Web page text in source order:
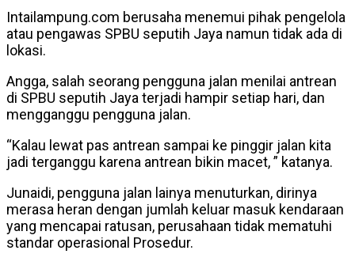
Intailampung.com berusaha menemui pihak pengelola
atau pengawas SPBU seputih Jaya namun tidak ada di
lokasi.
Angga, salah seorang pengguna jalan menilai antrean
di SPBU seputih Jaya terjadi hampir setiap hari, dan
mengganggu pengguna jalan.
“Kalau lewat pas antrean sampai ke pinggir jalan kita
jadi terganggu karena antrean bikin macet, ” katanya.
Junaidi, pengguna jalan lainya menuturkan, dirinya
merasa heran dengan jumlah keluar masuk kendaraan
yang mencapai ratusan, perusahaan tidak mematuhi
standar operasional Prosedur.